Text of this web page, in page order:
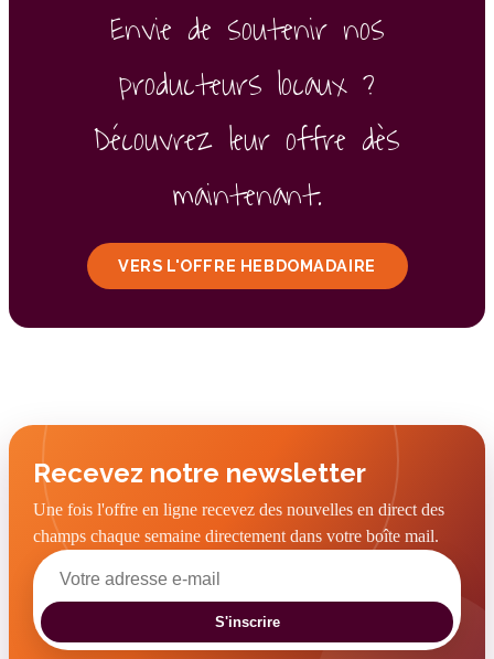
Envie de soutenir nos
producteurs locaux ?
Découvrez leur offre dès
maintenant.
VERS L'OFFRE HEBDOMADAIRE
Recevez notre newsletter
Une fois l'offre en ligne recevez des nouvelles en direct des
champs chaque semaine directement dans votre boîte mail.
S'inscrire